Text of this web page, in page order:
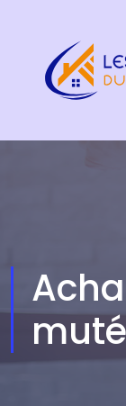
muté